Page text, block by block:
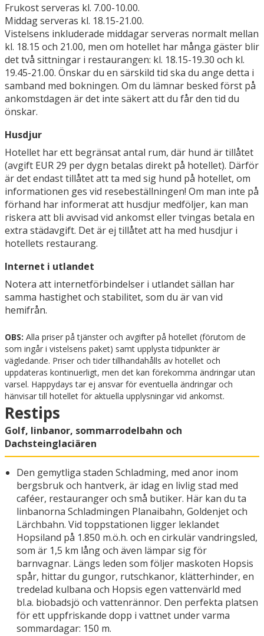
Frukost serveras kl. 7.00-10.00.
Middag serveras kl. 18.15-21.00.
Vistelsens inkluderade middagar serveras normalt mellan
kl. 18.15 och 21.00, men om hotellet har många gäster blir
det två sittningar i restaurangen: kl. 18.15-19.30 och kl.
19.45-21.00. Önskar du en särskild tid ska du ange detta i
samband med bokningen. Om du lämnar besked först på
ankomstdagen är det inte säkert att du får den tid du
önskar.
Husdjur
Hotellet har ett begränsat antal rum, där hund är tillåtet
(avgift EUR 29 per dygn betalas direkt på hotellet). Därför
är det endast tillåtet att ta med sig hund på hotellet, om
informationen ges vid resebeställningen! Om man inte på
förhand har informerat att husdjur medföljer, kan man
riskera att bli avvisad vid ankomst eller tvingas betala en
extra städavgift. Det är ej tillåtet att ha med husdjur i
hotellets restaurang.
Internet i utlandet
Notera att internetförbindelser i utlandet sällan har
samma hastighet och stabilitet, som du är van vid
hemifrån.
OBS: Alla priser på tjänster och avgifter på hotellet (förutom de
som ingår i vistelsens paket) samt upplysta tidpunkter är
vägledande. Priser och tider tillhandahålls av hotellet och
uppdateras kontinuerligt, men det kan förekomma ändringar utan
varsel. Happydays tar ej ansvar för eventuella ändringar och
hänvisar till hotellet för aktuella upplysningar vid ankomst.
Restips
Golf, linbanor, sommarrodelbahn och
Dachsteinglaciären
Den gemytliga staden Schladming, med anor inom
bergsbruk och hantverk, är idag en livlig stad med
caféer, restauranger och små butiker. Här kan du ta
linbanorna Schladmingen Planaibahn, Goldenjet och
Lärchbahn. Vid toppstationen ligger leklandet
Hopsiland på 1.850 m.ö.h. och en cirkulär vandringsled,
som är 1,5 km lång och även lämpar sig för
barnvagnar. Längs leden som följer maskoten Hopsis
spår, hittar du gungor, rutschkanor, klätterhinder, en
tredelad kulbana och Hopsis egen vattenvärld med
bl.a. biobadsjö och vattenrännor. Den perfekta platsen
för ett uppfriskande dopp i vattnet under varma
sommardagar: 150 m.